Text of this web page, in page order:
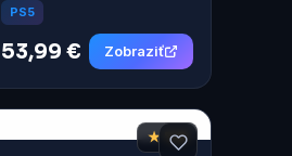
(PS5)
PS5
53,99 € Zobraziť
★ 7,8